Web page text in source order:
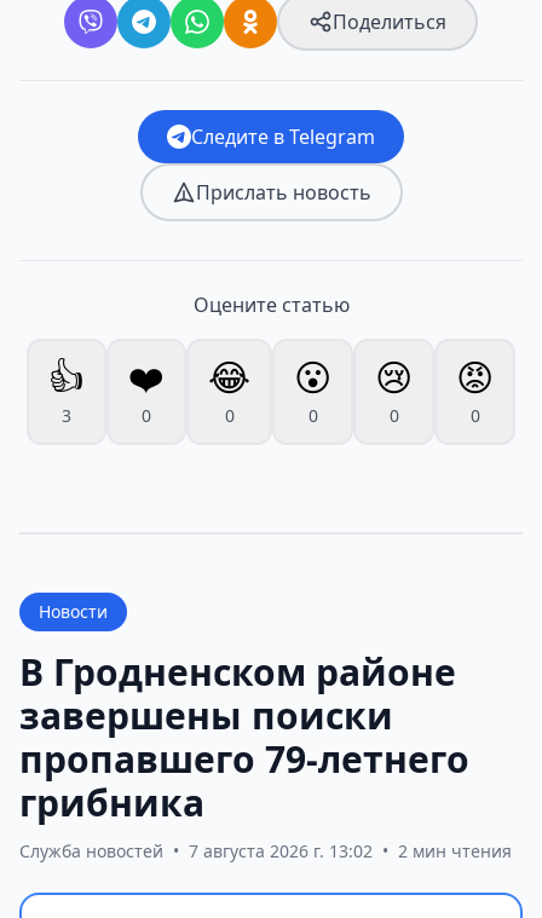
Поделиться
Следите в Telegram
Прислать новость
Оцените статью
👍
3
❤️
0
😂
0
😮
0
😢
0
😡
0
Новости
В Гродненском районе
завершены поиски
пропавшего 79-летнего
грибника
Служба новостей • 7 августа 2026 г. 13:02 • 2 мин чтения